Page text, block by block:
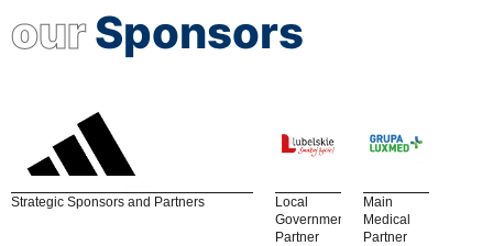
ourSponsors
Strategic Sponsors and Partners
Local
Government
Partner
Main
Medical
Partner